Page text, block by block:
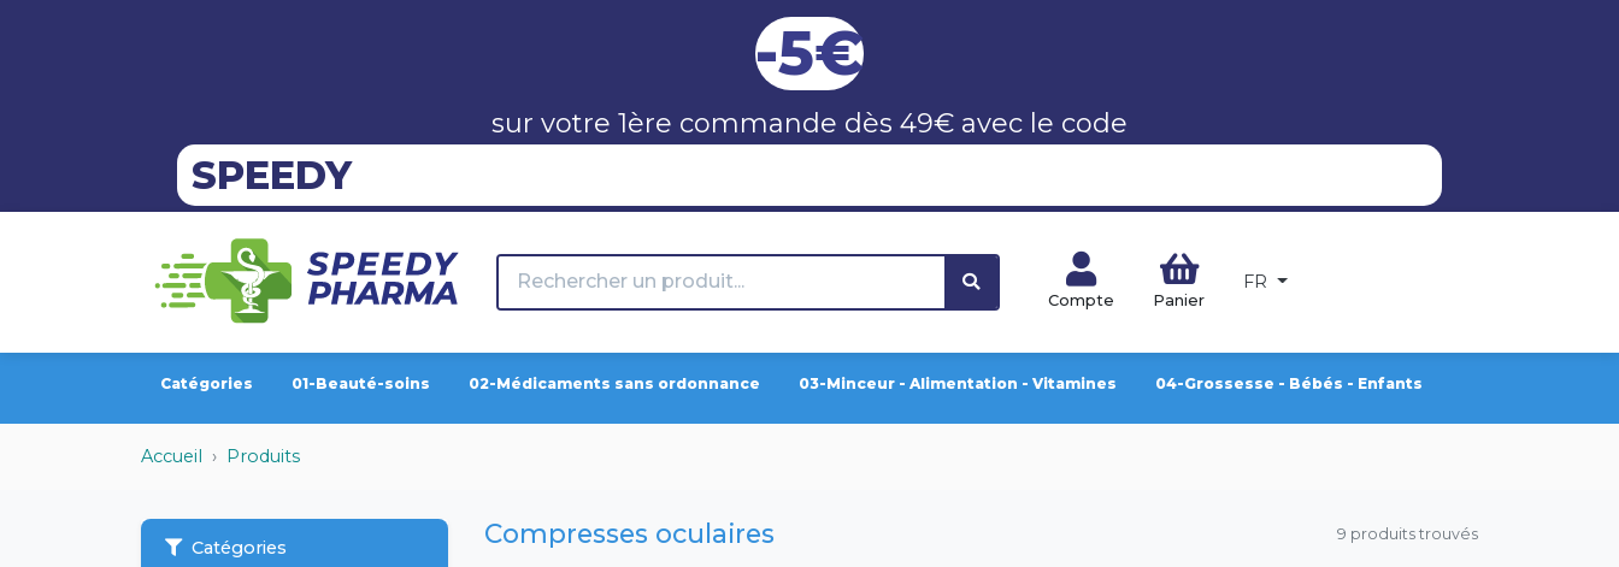
-5€
sur votre 1ère commande dès 49€ avec le code
SPEEDY
Compte Panier
FR
Catégories 01-Beauté-soins 02-Médicaments sans ordonnance 03-Minceur - Alimentation - Vitamines 04-Grossesse - Bébés - Enfants
Accueil Produits
Catégories Compresses oculaires 9 produits trouvés